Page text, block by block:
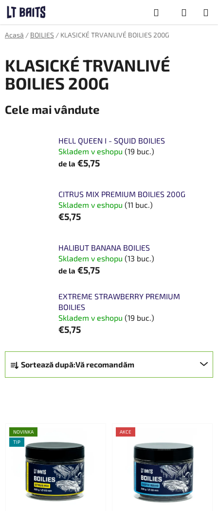
Treci
conținut
Căutare
Acasă / BOILIES / KLASICKÉ TRVANLIVÉ BOILIES 200G
KLASICKÉ TRVANLIVÉ
BOILIES 200G
Cele mai vândute
HELL QUEEN I - SQUID BOILIES
Skladem v eshopu (19 buc.)
de la €5,75
CITRUS MIX PREMIUM BOILIES 200G
Skladem v eshopu (11 buc.)
€5,75
HALIBUT BANANA BOILIES
Skladem v eshopu (13 buc.)
de la €5,75
EXTREME STRAWBERRY PREMIUM
BOILIES
Skladem v eshopu (19 buc.)
€5,75
S
e
l
Sortează după:Vă recomandăm
s
NOVINKA
TIP
AKCE